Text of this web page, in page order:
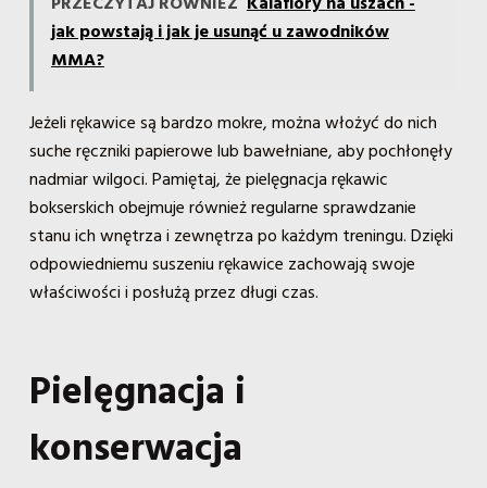
jak powstają i jak je usunąć u zawodników
MMA?
Jeżeli rękawice są bardzo mokre, można włożyć do nich
suche ręczniki papierowe lub bawełniane, aby pochłonęły
nadmiar wilgoci. Pamiętaj, że pielęgnacja rękawic
bokserskich obejmuje również regularne sprawdzanie
stanu ich wnętrza i zewnętrza po każdym treningu. Dzięki
odpowiedniemu suszeniu rękawice zachowają swoje
właściwości i posłużą przez długi czas.
Pielęgnacja i
konserwacja